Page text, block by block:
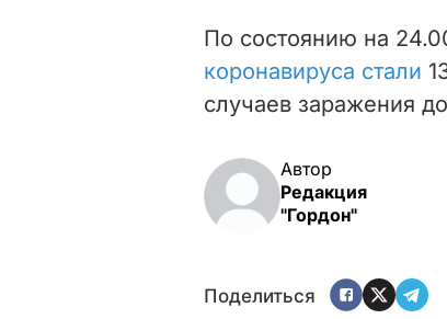
По состоянию на
коронавируса стали
случаев заражения
Автор
Редакция
"Гордон"
Поделиться